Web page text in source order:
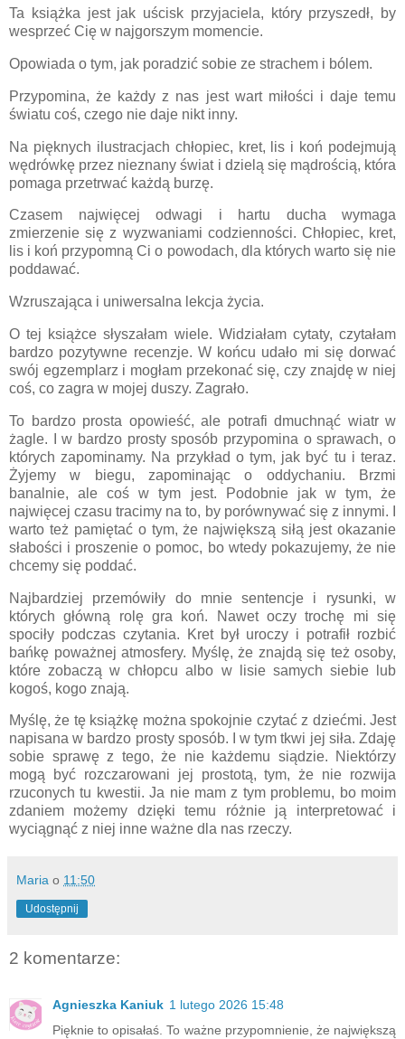
Ta książka jest jak uścisk przyjaciela, który przyszedł, by
wesprzeć Cię w najgorszym momencie.
Opowiada o tym, jak poradzić sobie ze strachem i bólem.
Przypomina, że każdy z nas jest wart miłości i daje temu
światu coś, czego nie daje nikt inny.
Na pięknych ilustracjach chłopiec, kret, lis i koń podejmują
wędrówkę przez nieznany świat i dzielą się mądrością, która
pomaga przetrwać każdą burzę.
Czasem najwięcej odwagi i hartu ducha wymaga
zmierzenie się z wyzwaniami codzienności. Chłopiec, kret,
lis i koń przypomną Ci o powodach, dla których warto się nie
poddawać.
Wzruszająca i uniwersalna lekcja życia.
O tej książce słyszałam wiele. Widziałam cytaty, czytałam
bardzo pozytywne recenzje. W końcu udało mi się dorwać
swój egzemplarz i mogłam przekonać się, czy znajdę w niej
coś, co zagra w mojej duszy. Zagrało.
To bardzo prosta opowieść, ale potrafi dmuchnąć wiatr w
żagle. I w bardzo prosty sposób przypomina o sprawach, o
których zapominamy. Na przykład o tym, jak być tu i teraz.
Żyjemy w biegu, zapominając o oddychaniu. Brzmi
banalnie, ale coś w tym jest. Podobnie jak w tym, że
najwięcej czasu tracimy na to, by porównywać się z innymi. I
warto też pamiętać o tym, że największą siłą jest okazanie
słabości i proszenie o pomoc, bo wtedy pokazujemy, że nie
chcemy się poddać.
Najbardziej przemówiły do mnie sentencje i rysunki, w
których główną rolę gra koń. Nawet oczy trochę mi się
spociły podczas czytania. Kret był uroczy i potrafił rozbić
bańkę poważnej atmosfery. Myślę, że znajdą się też osoby,
które zobaczą w chłopcu albo w lisie samych siebie lub
kogoś, kogo znają.
Myślę, że tę książkę można spokojnie czytać z dziećmi. Jest
napisana w bardzo prosty sposób. I w tym tkwi jej siła. Zdaję
sobie sprawę z tego, że nie każdemu siądzie. Niektórzy
mogą być rozczarowani jej prostotą, tym, że nie rozwija
rzuconych tu kwestii. Ja nie mam z tym problemu, bo moim
zdaniem możemy dzięki temu różnie ją interpretować i
wyciągnąć z niej inne ważne dla nas rzeczy.
Maria o 11:50
Udostępnij
2 komentarze:
Agnieszka Kaniuk 1 lutego 2026 15:48
Pięknie to opisałaś. To ważne przypomnienie, że największą